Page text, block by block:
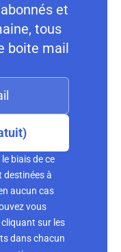
et
tous
boite mail
biais de ce
à
aucun cas
vous
sur les
dans chacun